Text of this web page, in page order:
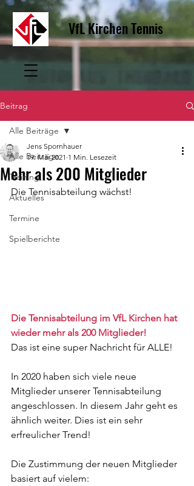
VfL Kirchen Tennis
Beitrag
Alle Beiträge
Training
Aktuelles
Termine
Spielberichte
Alle Beiträge
Mehr als 200 Mitglieder
Jens Spornhauer
19. Mai 2021 1 Min. Lesezeit
Die Tennisabteilung wächst!
Die Tennisabteilung im VfL Kirchen hat
wieder mehr als 200 Mitglieder!
Das ist eine super Nachricht für ALLE!
In 2020 haben sich viele neue
Mitglieder unserer Tennisabteilung
angeschlossen. In diesem Jahr geht es
ähnlich weiter. Dies ist ein sehr
erfreulicher Trend!
Die Zustimmung der neuen Mitglieder
basiert auf vielem: